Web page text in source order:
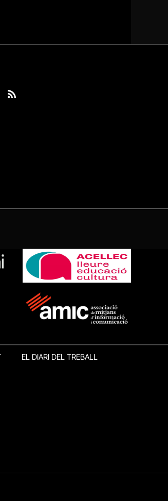
RSS
EL DIARI DEL TREBALL